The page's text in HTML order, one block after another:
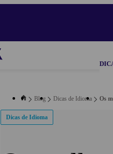
Blog Dicas de Idioma Os
Dicas de Idioma